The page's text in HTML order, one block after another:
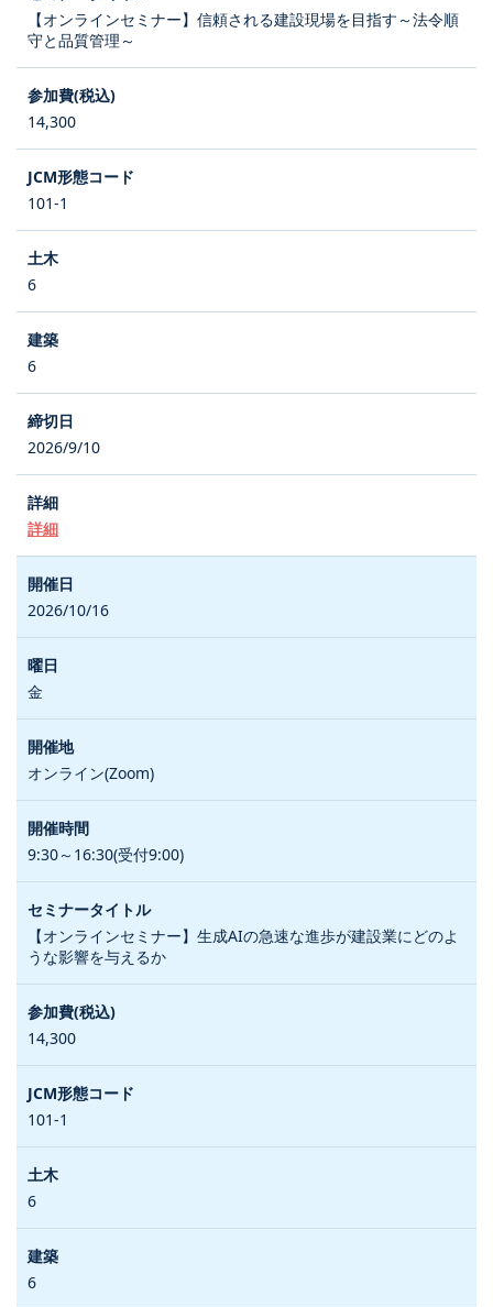
【オンラインセミナー】信頼される建設現場を目指す～法令順
守と品質管理～
14,300
101-1
6
6
2026/9/10
詳細
2026/10/16
金
オンライン(Zoom)
9:30～16:30(受付9:00)
【オンラインセミナー】生成AIの急速な進歩が建設業にどのよ
うな影響を与えるか
14,300
101-1
6
6